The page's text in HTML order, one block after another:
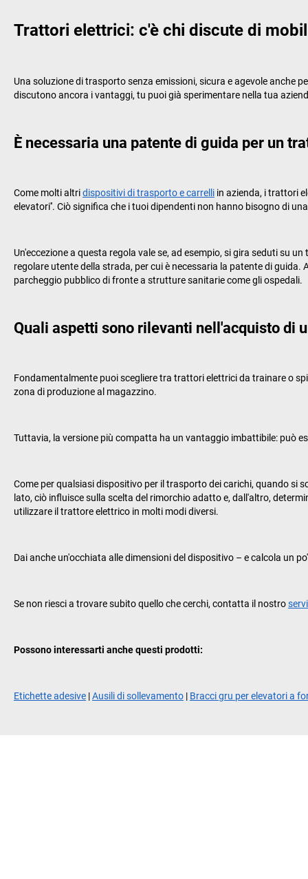
Trattori elettrici: c'è chi discute di
Una soluzione di trasporto senza emissioni, sicura e agevole anche
discutono ancora i vantaggi, tu puoi già sperimentare nella tua
È necessaria una patente di guida per un
Come molti altridispositivi di trasporto e carrelli in azienda, i trattori
elevatori''. Ciò significa che i tuoi dipendenti non hanno bisogno di
Un'eccezione a questa regola vale se, ad esempio, si gira seduti su
regolare utente della strada, per cui è necessaria la patente di
parcheggio pubblico di fronte a strutture sanitarie come gli ospedali.
Quali aspetti sono rilevanti nell'acquisto di
Fondamentalmente puoi scegliere tra trattori elettrici da trainare o
zona di produzione al magazzino.
Tuttavia, la versione più compatta ha un vantaggio imbattibile: può
Come per qualsiasi dispositivo per il trasporto dei carichi, quando si
lato, ciò influisce sulla scelta del rimorchio adatto e, dall'altro,
utilizzare il trattore elettrico in molti modi diversi.
Dai anche un'occhiata alle dimensioni del dispositivo – e calcola un
Se non riesci a trovare subito quello che cerchi, contatta il nostro
Possono interessarti anche questi prodotti:
Etichette adesive |Ausili di sollevamento | Bracci gru per elevatori a